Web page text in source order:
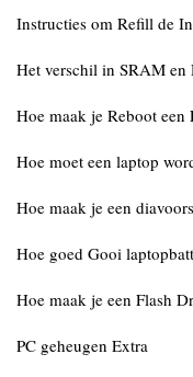
Instructies om Refill de
Het verschil in SRAM
Hoe maak je Reboot
Hoe moet een laptop
Hoe maak je een
Hoe goed Gooi
Hoe maak je een Flash
PC geheugen Extra